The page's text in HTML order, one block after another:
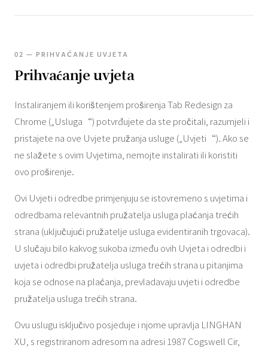
02 — PRIHVAĆANJE UVJETA
Prihvaćanje uvjeta
Instaliranjem ili korištenjem proširenja Tab Redesign za
Chrome („Usluga“) potvrđujete da ste pročitali, razumjeli i
pristajete na ove Uvjete pružanja usluge („Uvjeti“). Ako se
ne slažete s ovim Uvjetima, nemojte instalirati ili koristiti
ovo proširenje.
Ovi Uvjeti i odredbe primjenjuju se istovremeno s uvjetima i
odredbama relevantnih pružatelja usluga plaćanja trećih
strana (uključujući pružatelje usluga evidentiranih trgovaca).
U slučaju bilo kakvog sukoba između ovih Uvjeta i odredbi i
uvjeta i odredbi pružatelja usluga trećih strana u pitanjima
koja se odnose na plaćanja, prevladavaju uvjeti i odredbe
pružatelja usluga trećih strana.
Ovu uslugu isključivo posjeduje i njome upravlja LINGHAN
XU, s registriranom adresom na adresi 1987 Cogswell Cir,